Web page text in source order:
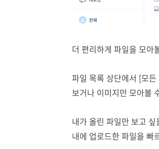
더 편리하게 파일을 모아
파일 목록 상단에서 [모
보거나 이미지만 모아볼
내가 올린 파일만 보고
내에 업로드한 파일을 빠